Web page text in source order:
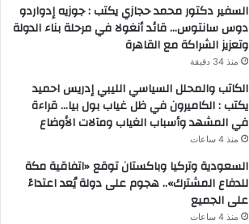
السفير دكتور محمد حجازي يكتب : جوزيه إدواردو
دوس سانتوس… قائد أنغولا في مرحلة بناء الدولة
وتعزيز الشراكة مع القاهرة
منذ 34 دقيقة
الكاتب والمحلل السياسي الليبي إدريس احميد
يكتب : الكاميرون في ظل غياب بول بيا… قراءة
في المشهد وأسباب الغياب ومآلات الأوضاع
منذ 4 ساعات
السعودية وتركيا وباكستان توقع «اتفاقية مكة
للدفاع المشترك».. هجوم على دولة يُعد اعتداءً
على الجميع
منذ 4 ساعات